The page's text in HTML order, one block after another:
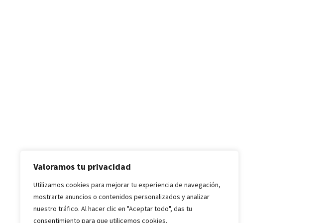
Valoramos tu privacidad
Utilizamos cookies para mejorar tu experiencia de navegación,
mostrarte anuncios o contenidos personalizados y analizar
nuestro tráfico. Al hacer clic en "Aceptar todo", das tu
consentimiento para que utilicemos cookies.